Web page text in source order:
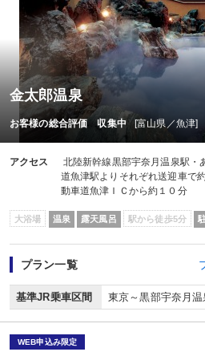
金太郎温泉
お客様の総合評価 収集中 [富山県／魚津]
アクセス
北陸新幹線黒部宇奈月温泉駅・
道魚津駅よりそれぞれ送迎車で
動車道魚津ＩＣから約１０分
大浴場 温泉 露天風呂 駅から徒歩5分
プラン一覧
基準JR乗車区間 東京～黒部宇奈月温
WEB申込み限定